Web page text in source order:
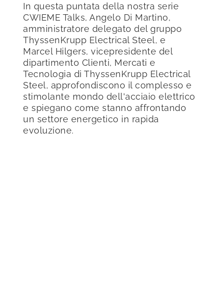
In questa puntata della nostra serie
CWIEME Talks, Angelo Di Martino,
amministratore delegato del gruppo
ThyssenKrupp Electrical Steel, e
Marcel Hilgers, vicepresidente del
dipartimento Clienti, Mercati e
Tecnologia di ThyssenKrupp Electrical
Steel, approfondiscono il complesso e
stimolante mondo dell'acciaio elettrico
e spiegano come stanno affrontando
un settore energetico in rapida
evoluzione.